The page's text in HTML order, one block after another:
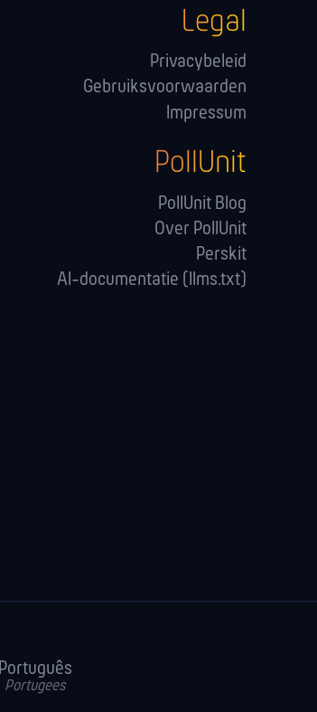
Legal
Privacybeleid
Gebruiksvoorwaarden
Impressum
PollUnit
PollUnit Blog
Over PollUnit
Perskit
AI-documentatie (llms.txt)
Português
Portugees